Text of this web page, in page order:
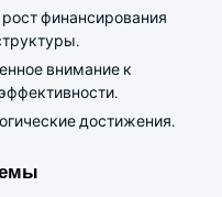
финансирования
внимание к
достижения.